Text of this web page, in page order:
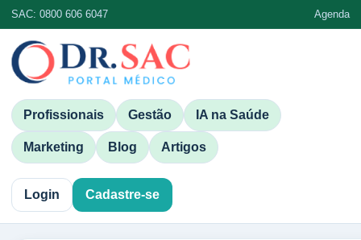
SAC: 0800 606 6047 Agenda
Profissionais Gestão IA na Saúde
Marketing Blog Artigos
Login Cadastre-se